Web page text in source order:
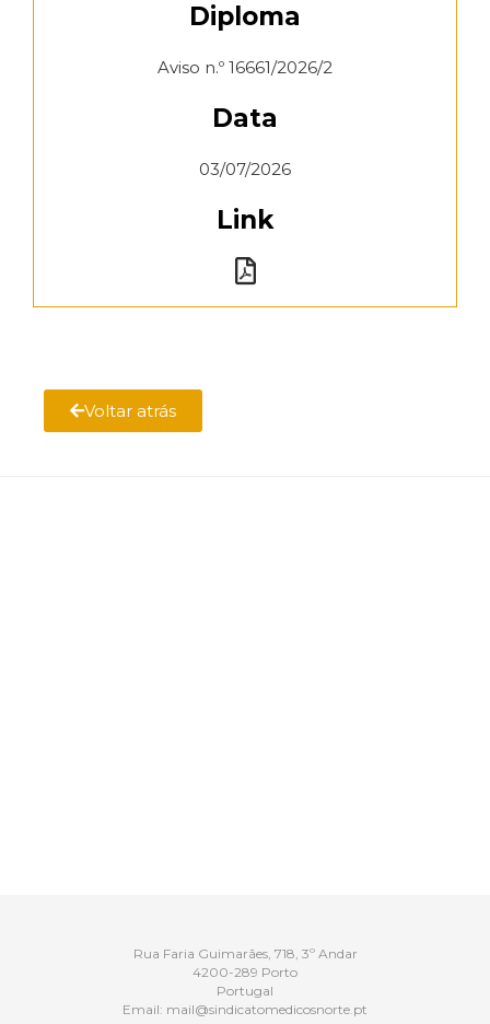
Diploma
Aviso n.º 16661/2026/2
Data
03/07/2026
Link
Voltar atrás
Rua Faria Guimarães, 718, 3º Andar
4200-289 Porto
Portugal
Email: mail@sindicatomedicosnorte.pt